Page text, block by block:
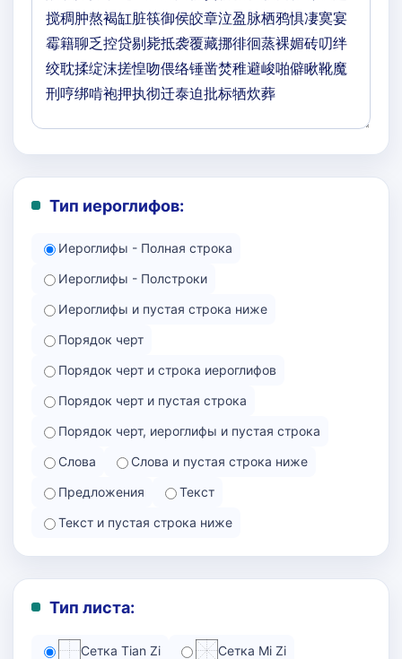
Тип иероглифов:
Иероглифы - Полная строка
Иероглифы - Полстроки
Иероглифы и пустая строка ниже
Порядок черт
Порядок черт и строка иероглифов
Порядок черт и пустая строка
Порядок черт, иероглифы и пустая строка
Слова
Слова и пустая строка ниже
Предложения
Текст
Текст и пустая строка ниже
Тип листа:
Сетка Tian Zi Сетка Mi Zi